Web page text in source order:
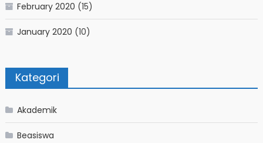
February 2020 (15)
January 2020 (10)
Kategori
Akademik
Beasiswa